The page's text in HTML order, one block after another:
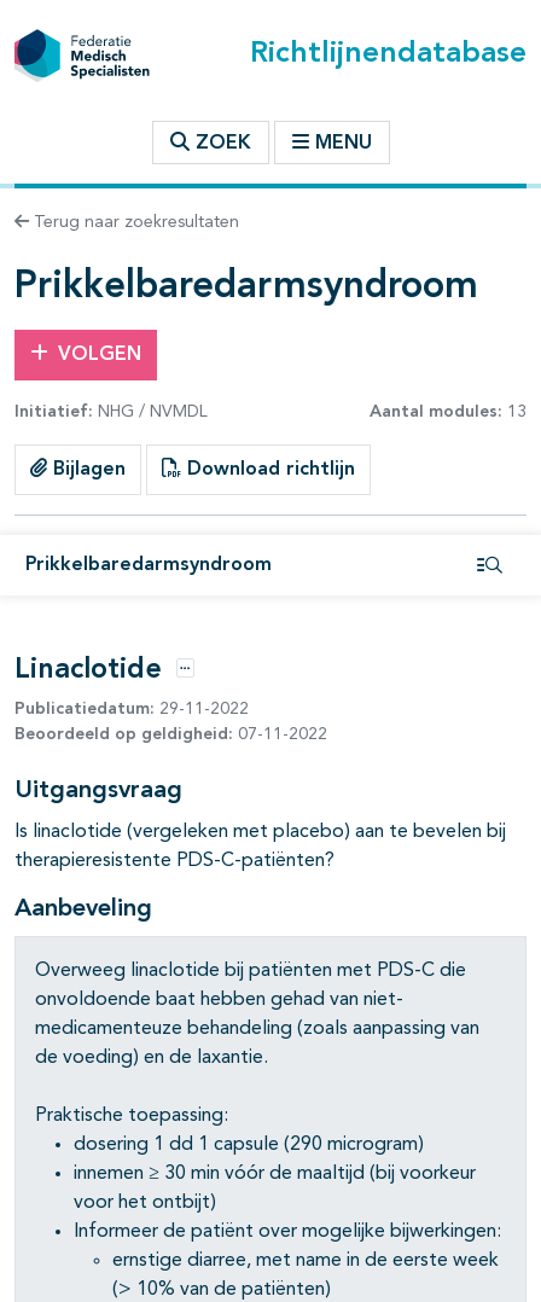
Richtlijnendatabase
ZOEK MENU
Terug naar zoekresultaten
Prikkelbaredarmsyndroom
VOLGEN
Initiatief: NHG / NVMDL Aantal modules: 13
Bijlagen Download richtlijn
Prikkelbaredarmsyndroom
binnen deze richtlijn
open- en dichtklappen
open- en dichtklappen
Linaclotide Opties
Publicatiedatum: 29-11-2022
Beoordeeld op geldigheid: 07-11-2022
Uitgangsvraag
Is linaclotide (vergeleken met placebo) aan te bevelen bij
therapieresistente PDS-C-patiënten?
Aanbeveling
Overweeg linaclotide bij patiënten met PDS-C die
onvoldoende baat hebben gehad van niet-
medicamenteuze behandeling (zoals aanpassing van
de voeding) en de laxantie.
Praktische toepassing:
dosering 1 dd 1 capsule (290 microgram)
innemen ≥ 30 min vóór de maaltijd (bij voorkeur
voor het ontbijt)
Informeer de patiënt over mogelijke bijwerkingen:
ernstige diarree, met name in de eerste week
(> 10% van de patiënten)